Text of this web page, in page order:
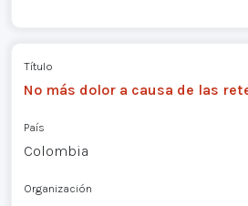
Título
No más dolor a causa de las
País
Colombia
Organización